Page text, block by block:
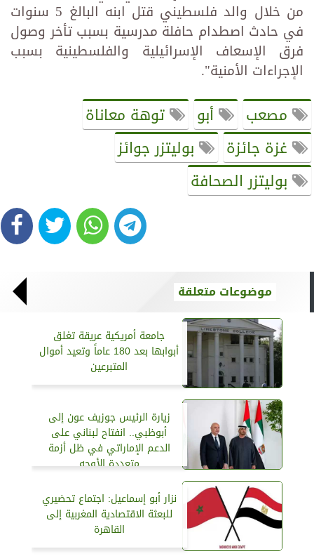
من خلال والد فلسطيني قتل ابنه البالغ 5 سنوات
في حادث اصطدام حافلة مدرسية بسبب تأخر وصول
فرق الإسعاف الإسرائيلية والفلسطينية بسبب
الإجراءات الأمنية".
مصعب أبو
توهة معاناة
غزة جائزة
بوليتزر جوائز
بوليتزر الصحافة
موضوعات متعلقة
جامعة أمريكية عريقة تغلق
أبوابها بعد 180 عاماً وتعيد أموال
المتبرعين
زيارة الرئيس جوزيف عون إلى
أبوظبي.. انفتاح لبناني على
الدعم الإماراتي في ظل أزمة
متعددة الأوجه
نزار أبو إسماعيل: اجتماع تحضيري
للبعثة الاقتصادية المغربية إلى
القاهرة